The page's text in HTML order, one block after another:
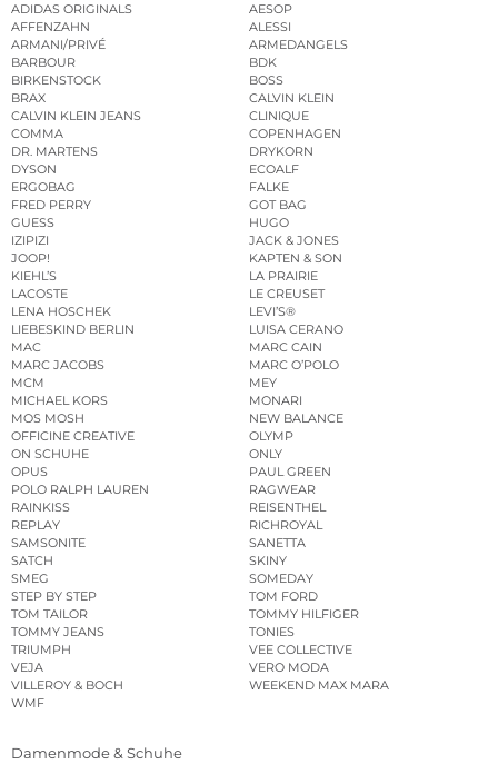
ADIDAS ORIGINALS
AESOP
AFFENZAHN
ALESSI
ARMANI/PRIVÉ
ARMEDANGELS
BARBOUR
BDK
BIRKENSTOCK
BOSS
BRAX
CALVIN KLEIN
CALVIN KLEIN JEANS
CLINIQUE
COMMA
COPENHAGEN
DR. MARTENS
DRYKORN
DYSON
ECOALF
ERGOBAG
FALKE
FRED PERRY
GOT BAG
GUESS
HUGO
IZIPIZI
JACK & JONES
JOOP!
KAPTEN & SON
KIEHL’S
LA PRAIRIE
LACOSTE
LE CREUSET
LENA HOSCHEK
LEVI’S®
LIEBESKIND BERLIN
LUISA CERANO
MAC
MARC CAIN
MARC JACOBS
MARC O’POLO
MCM
MEY
MICHAEL KORS
MONARI
MOS MOSH
NEW BALANCE
OFFICINE CREATIVE
OLYMP
ON SCHUHE
ONLY
OPUS
PAUL GREEN
POLO RALPH LAUREN
RAGWEAR
RAINKISS
REISENTHEL
REPLAY
RICHROYAL
SAMSONITE
SANETTA
SATCH
SKINY
SMEG
SOMEDAY
STEP BY STEP
TOM FORD
TOM TAILOR
TOMMY HILFIGER
TOMMY JEANS
TONIES
TRIUMPH
VEE COLLECTIVE
VEJA
VERO MODA
VILLEROY & BOCH
WEEKEND MAX MARA
WMF
Damenmode & Schuhe